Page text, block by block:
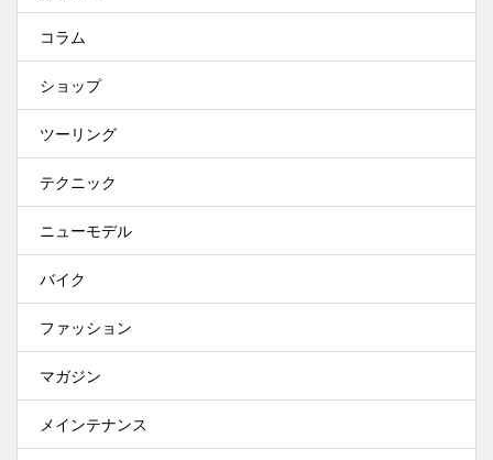
コラム
ショップ
ツーリング
テクニック
ニューモデル
バイク
ファッション
マガジン
メインテナンス